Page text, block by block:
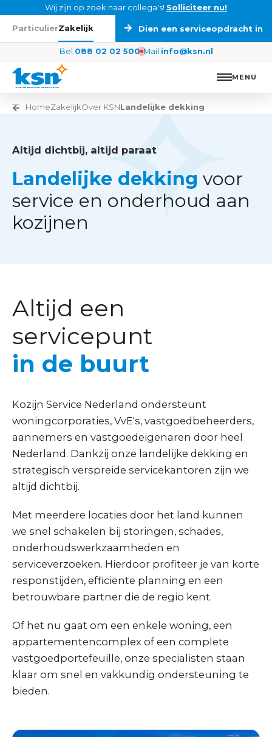
Ga naar de inhoudWij zijn op zoek naar collega's! Solliciteer nu!
ParticulierZakelijk Dien een serviceopdracht in
Bel 088 02 02 500 Mail info@ksn.nl
MENU
Vorige pagina
HomeZakelijkOver KSNLandelijke dekking
Altijd dichtbij, altijd paraat
Landelijke dekking voor
service en onderhoud aan
kozijnen
Altijd een
servicepunt
in de buurt
Kozijn Service Nederland ondersteunt
woningcorporaties, VvE's, vastgoedbeheerders,
aannemers en vastgoedeigenaren door heel
Nederland. Dankzij onze landelijke dekking en
strategisch verspreide servicekantoren zijn we
altijd dichtbij.
Met meerdere locaties door het land kunnen
we snel schakelen bij storingen, schades,
onderhoudswerkzaamheden en
serviceverzoeken. Hierdoor profiteer je van korte
responstijden, efficiënte planning en een
betrouwbare partner die de regio kent.
Of het nu gaat om een enkele woning, een
appartementencomplex of een complete
vastgoedportefeuille, onze specialisten staan
klaar om snel en vakkundig ondersteuning te
bieden.